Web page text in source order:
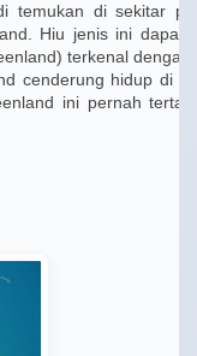
temukan di sekitar
Hiu jenis ini dapat
terkenal
cenderung hidup di
ini pernah